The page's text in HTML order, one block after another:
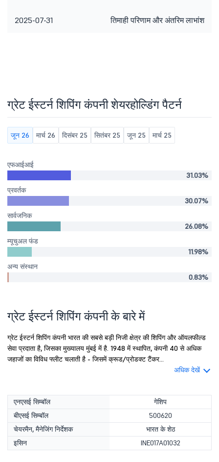
2025-07-31 तिमाही परिणाम और अंतरिम लाभांश
ग्रेट ईस्टर्न शिपिंग कंपनी शेयरहोल्डिंग पैटर्न
जून 26 मार्च 26 दिसंबर 25 सितंबर 25 जून 25 मार्च 25
एफआईआई
31.03%
प्रवर्तक
30.07%
सार्वजनिक
26.08%
म्यूचुअल फंड
11.98%
अन्य संस्थान
0.83%
ग्रेट ईस्टर्न शिपिंग कंपनी के बारे में
ग्रेट ईस्टर्न शिपिंग कंपनी भारत की सबसे बड़ी निजी क्षेत्र की शिपिंग और ऑयलफील्ड
सेवा प्रदाता है, जिसका मुख्यालय मुंबई में है. 1948 में स्थापित, कंपनी 40 से अधिक
जहाजों का विविध फ्लीट चलाती है - जिसमें क्रूड/प्रोडक्ट टैंकर...
अधिक देखें
एनएसई सिम्बॉल
गेशिप
बीएसई सिम्बॉल
500620
चेयरमैन, मैनेजिंग निर्देशक
भारत के शेठ
इसिन
INE017A01032